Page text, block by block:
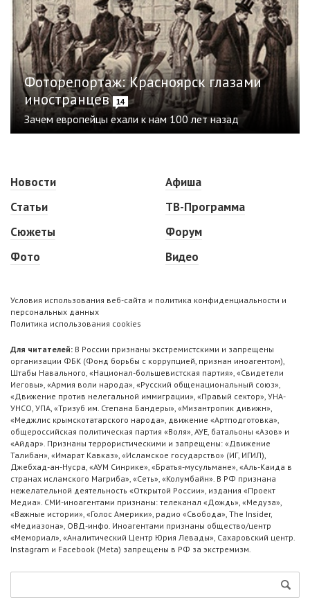
Фоторепортаж: Красноярск глазами
иностранцев
14
Зачем европейцы ехали к нам 100 лет назад
Новости
Статьи
Сюжеты
Фото
Афиша
ТВ-Программа
Форум
Видео
Условия использования веб-сайта и политика конфиденциальности и
персональных данных
Политика использования cookies
Для читателей: В России признаны экстремистскими и запрещены
организации ФБК (Фонд борьбы с коррупцией, признан иноагентом),
Штабы Навального, «Национал-большевистская партия», «Свидетели
Иеговы», «Армия воли народа», «Русский общенациональный союз»,
«Движение против нелегальной иммиграции», «Правый сектор», УНА-
УНСО, УПА, «Тризуб им. Степана Бандеры», «Мизантропик дивижн»,
«Меджлис крымскотатарского народа», движение «Артподготовка»,
общероссийская политическая партия «Воля», АУЕ, батальоны «Азов» и
«Айдар». Признаны террористическими и запрещены: «Движение
Талибан», «Имарат Кавказ», «Исламское государство» (ИГ, ИГИЛ),
Джебхад-ан-Нусра, «АУМ Синрике», «Братья-мусульмане», «Аль-Каида в
странах исламского Магриба», «Сеть», «Колумбайн». В РФ признана
нежелательной деятельность «Открытой России», издания «Проект
Медиа». СМИ-иноагентами признаны: телеканал «Дождь», «Медуза»,
«Важные истории», «Голос Америки», радио «Свобода», The Insider,
«Медиазона», ОВД-инфо. Иноагентами признаны общество/центр
«Мемориал», «Аналитический Центр Юрия Левады», Сахаровский центр.
Instagram и Facebook (Metа) запрещены в РФ за экстремизм.